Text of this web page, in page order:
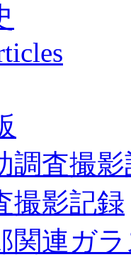
調査撮
撮影記録
関連ガ